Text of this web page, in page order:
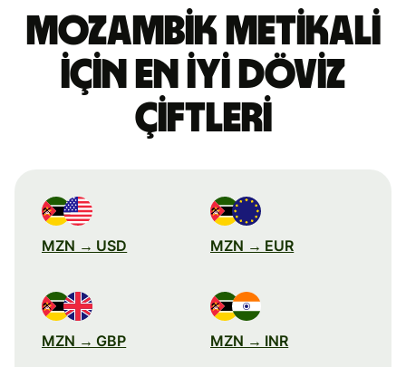
Mozambik metikali
için en iyi döviz
çiftleri
MZN → USD MZN → EUR
MZN → GBP MZN → INR